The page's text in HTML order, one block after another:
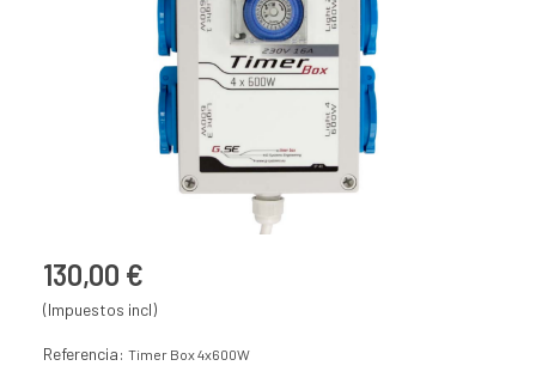
130,00 €
(Impuestos incl)
Referencia: Timer Box 4x600W